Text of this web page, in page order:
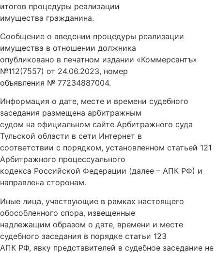
итогов процедуры реализации
имущества гражданина.
Сообщение о введении процедуры реализации
имущества в отношении должника
опубликовано в печатном издании «Коммерсантъ»
№112(7557) от 24.06.2023, номер
объявления № 77234887004.
Информация о дате, месте и времени судебного
заседания размещена арбитражным
судом на официальном сайте Арбитражного суда
Тульской области в сети Интернет в
соответствии с порядком, установленном статьей 121
Арбитражного процессуального
кодекса Российской Федерации (далее – АПК РФ) и
направлена сторонам.
Иные лица, участвующие в рамках настоящего
обособленного спора, извещенные
надлежащим образом о дате, времени и месте
судебного заседания в порядке статьи 123
АПК РФ, явку представителей в судебное заседание не